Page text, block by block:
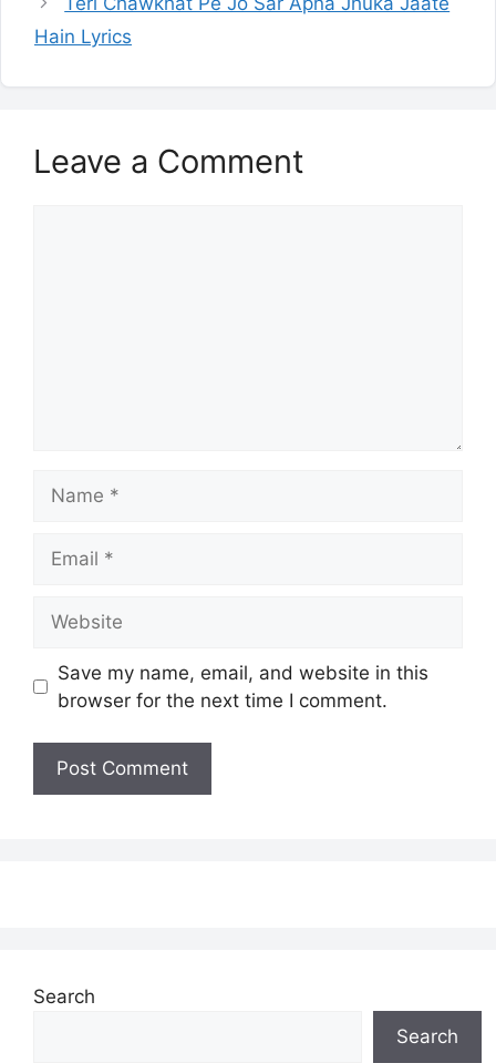
Hain Lyrics
Leave a Comment
Save my name, email, and website in this
browser for the next time I comment.
Search
Search